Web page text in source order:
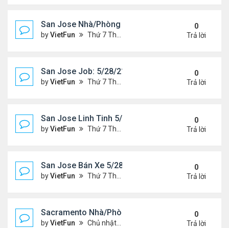
San Jose Nhà/Phòng 5/28/21-6/4/21
byVietFun Thứ 7 Tháng 5 29, 2021 10:14 am
0
Trả lời
San Jose Job: 5/28/21- 6/4/2021
byVietFun Thứ 7 Tháng 5 29, 2021 10:13 am
0
Trả lời
San Jose Linh Tinh 5/28/21 - 6/4/21
byVietFun Thứ 7 Tháng 5 29, 2021 9:52 am
0
Trả lời
San Jose Bán Xe 5/28/21 - 6/4/21
byVietFun Thứ 7 Tháng 5 29, 2021 9:51 am
0
Trả lời
Sacramento Nhà/Phòng 5/21/21- 5/28/21
byVietFun Chủ nhật Tháng 5 23, 2021 2:21 pm
0
Trả lời